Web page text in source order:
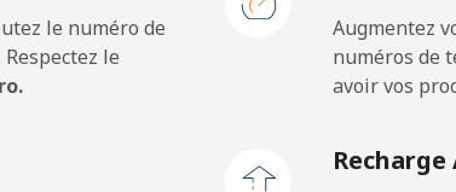
8 min pour ⁦$5⁩
le numéro de
le
Augmentez
numéros de
avoir vos